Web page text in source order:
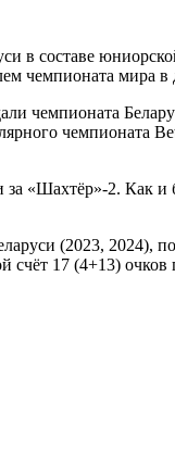
в составе
чемпионата мира
чемпионата
чемпионата
«Шахтёр»-2. Как
(2023,
17 (4+13) очков